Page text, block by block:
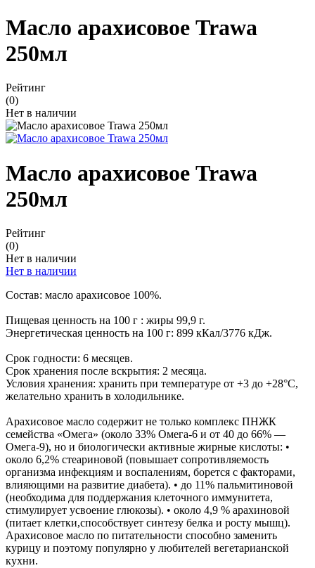
Масло арахисовое Trawa
250мл
Рейтинг
(0)
Нет в наличии
Масло арахисовое Trawa
250мл
Рейтинг
(0)
Нет в наличии
Нет в наличии
Состав: масло арахисовое 100%.
Пищевая ценность на 100 г : жиры 99,9 г.
Энергетическая ценность на 100 г: 899 кКал/3776 кДж.
Срок годности: 6 месяцев.
Срок хранения после вскрытия: 2 месяца.
Условия хранения: хранить при температуре от +3 до +28°С,
желательно хранить в холодильнике.
Арахисовое масло содержит не только комплекс ПНЖК
семейства «Омега» (около 33% Омега-6 и от 40 до 66% —
Омега-9), но и биологически активные жирные кислоты: •
около 6,2% стеариновой (повышает сопротивляемость
организма инфекциям и воспалениям, борется с факторами,
влияющими на развитие диабета). • до 11% пальмитиновой
(необходима для поддержания клеточного иммунитета,
стимулирует усвоение глюкозы). • около 4,9 % арахиновой
(питает клетки,способствует синтезу белка и росту мышц).
Арахисовое масло по питательности способно заменить
курицу и поэтому популярно у любителей вегетарианской
кухни.